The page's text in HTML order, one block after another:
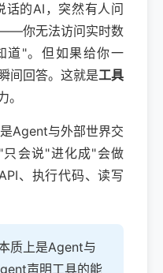
话的AI，突然有人问
你无法访问实时数
道"。但如果给你一
间回答。这就是工具
。
Agent与外部世界交
会说"进化成"会做
、执行代码、读写
质上是Agent与
声明工具的能